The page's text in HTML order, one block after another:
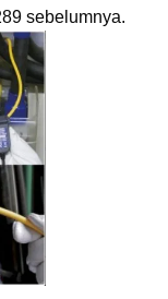
sebelumnya.